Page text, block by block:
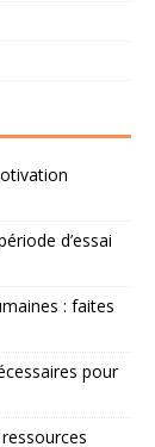
d’essai
: faites
pour